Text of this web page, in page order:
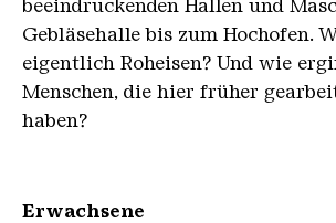
beeindruckenden Hallen und
Gebläsehalle bis zum Hochofen.
eigentlich Roheisen? Und wie
Menschen, die hier früher
haben?